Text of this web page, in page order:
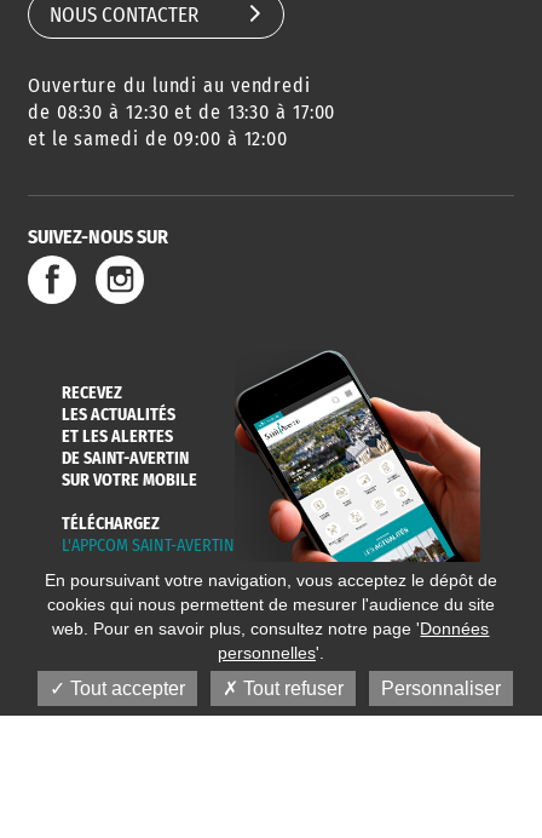
NOUS CONTACTER
Ouverture du lundi au vendredi
de 08:30 à 12:30 et de 13:30 à 17:00
et le samedi de 09:00 à 12:00
SUIVEZ-NOUS SUR
RECEVEZ
LES ACTUALITÉS
ET LES ALERTES
DE SAINT-AVERTIN
SUR VOTRE MOBILE
TÉLÉCHARGEZ
L'APPCOM SAINT-AVERTIN
En poursuivant votre navigation, vous acceptez le dépôt de
cookies qui nous permettent de mesurer l'audience du site
web. Pour en savoir plus, consultez notre page 'Données
personnelles'.
Tout accepter Tout refuser Personnaliser